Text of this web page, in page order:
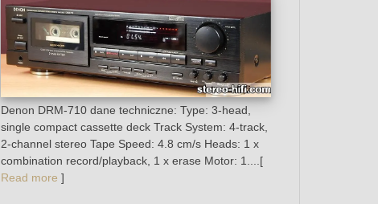
Denon DRM-710 dane techniczne: Type: 3-head,
single compact cassette deck Track System: 4-track,
2-channel stereo Tape Speed: 4.8 cm/s Heads: 1 x
combination record/playback, 1 x erase Motor: 1....[
Read more ]